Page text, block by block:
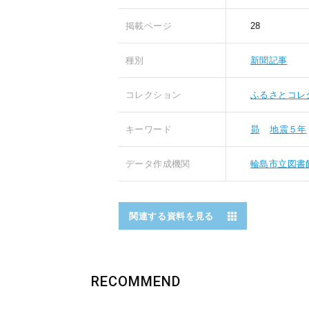
掲載ページ 28
種別 新聞記事
コレクション ふるさとコレ
キーワード 昴 地震５年
データ作成機関 輪島市立図書
関連する資料を見る
RECOMMEND